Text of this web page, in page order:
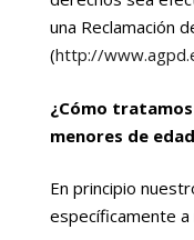
una Reclamación
(http://www.agpd.
¿Cómo
menores de
En principio
específicamente